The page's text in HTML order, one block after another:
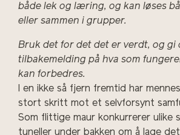
både lek og læring, og kan løses
eller sammen i grupper.
Bruk det for det det er verdt, og gi
tilbakemelding på hva som
kan forbedres.
I en ikke så fjern fremtid har
stort skritt mot et selvforsynt
Som flittige maur konkurrerer ulike
tuneller under bakken om å lage